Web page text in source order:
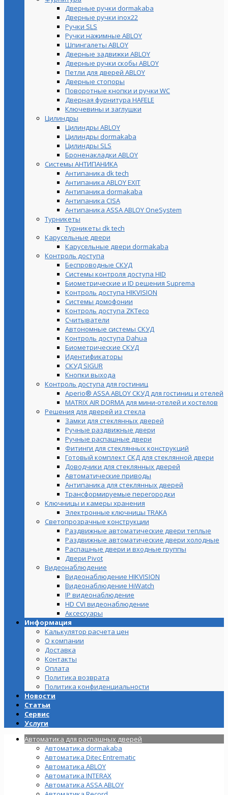
Дверные ручки dormakaba
Дверные ручки inox22
Ручки SLS
Ручки нажимные ABLOY
Шпингалеты ABLOY
Дверные задвижки ABLOY
Дверные ручки скобы ABLOY
Петли для дверей ABLOY
Дверные стопоры
Поворотные кнопки и ручки WC
Дверная фурнитура HAFELE
Ключевины и заглушки
Цилиндры
Цилиндры ABLOY
Цилиндры dormakaba
Цилиндры SLS
Броненакладки ABLOY
Системы АНТИПАНИКА
Антипаника dk tech
Антипаника ABLOY EXIT
Антипаника dormakaba
Антипаника СISA
Антипаника ASSA ABLOY OneSystem
Турникеты
Турникеты dk tech
Карусельные двери
Карусельные двери dormakaba
Контроль доступа
Беспроводные СКУД
Системы контроля доступа HID
Биометрические и ID решения Suprema
Контроль доступа HIKVISION
Системы домофонии
Контроль доступа ZKTeco
Считыватели
Автономные системы СКУД
Контроль доступа Dahua
Биометрические СКУД
Идентификаторы
СКУД SIGUR
Кнопки выхода
Контроль доступа для гостиниц
Aperio® ASSA ABLOY СКУД для гостиниц и отелей
MATRIX AIR DORMA для мини-отелей и хостелов
Решения для дверей из стекла
Замки для стеклянных дверей
Ручные раздвижные двери
Ручные распашные двери
Фитинги для стеклянных конструкций
Готовый комплект СКД для стеклянной двери
Доводчики для стеклянных дверей
Автоматические приводы
Антипаника для стеклянных дверей
Трансформируемые перегородки
Ключницы и камеры хранения
Электронные ключницы TRAKA
Светопрозрачные конструкции
Раздвижные автоматические двери теплые
Раздвижные автоматические двери холодные
Распашные двери и входные группы
Двери Pivot
Видеонаблюдение
Видеонаблюдение HIKVISION
Видеонаблюдение HiWatch
IP видеонаблюдение
HD CVI видеонаблюдение
Аксессуары
Информация
Калькулятор расчета цен
О компании
Доставка
Контакты
Оплата
Политика возврата
Политика конфиденциальности
Новости
Статьи
Сервис
Услуги
Автоматика для распашных дверей
Автоматика dormakaba
Автоматика Ditec Entrematic
Автоматика ABLOY
Автоматика INTERAX
Автоматика ASSA ABLOY